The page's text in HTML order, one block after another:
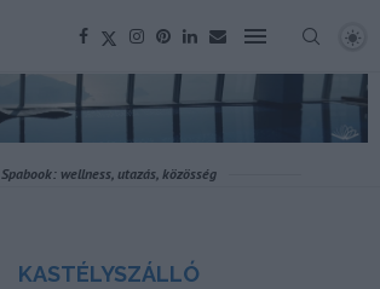
Spabook: wellness, utazás, közösség
KASTÉLYSZÁLLÓ